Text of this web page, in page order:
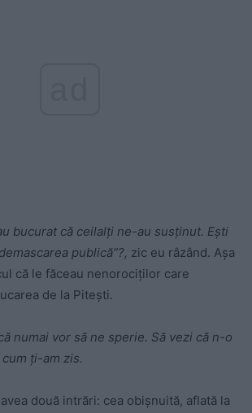
bucurat că ceilalţi ne-au susţinut. Eşti
publică”?, zic eu râzând. Aşa
că le făceau nenorociţilor care
de la Piteşti.
numai vor să ne sperie. Să vezi că n-o
ţi-am zis.
două intrări: cea obişnuită, aflată la